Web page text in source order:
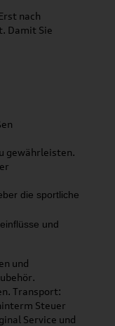
nach
Damit Sie
gewährleisten.
die sportliche
und
und
Transport:
Steuer
Service und